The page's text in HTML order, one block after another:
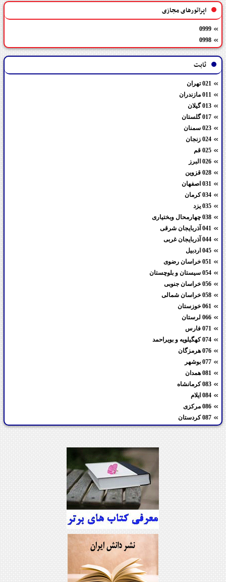
اپراتورهای مجازی
0999
0998
ثابت
021 تهران
011 مازندران
013 گیلان
017 گلستان
023 سمنان
024 زنجان
025 قم
026 البرز
028 قزوین
031 اصفهان
034 کرمان
035 یزد
038 چهارمحال وبختیاری
041 آذربایجان شرقی
044 آذربایجان غربی
045 اردبیل
051 خراسان رضوی
054 سیستان و بلوچستان
056 خراسان جنوبی
058 خراسان شمالی
061 خوزستان
066 لرستان
071 فارس
074 کهگیلویه و بویراحمد
076 هرمزگان
077 بوشهر
081 همدان
083 کرمانشاه
084 ایلام
086 مرکزی
087 کردستان